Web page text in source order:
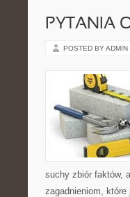
PYTANIA
POSTED BY ADMIN
suchy zbiór faktów,
zagadnieniom, które